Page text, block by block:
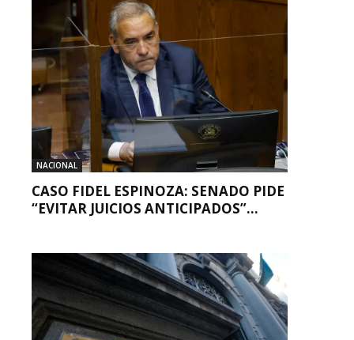
NACIONAL
CASO FIDEL ESPINOZA: SENADO PIDE
“EVITAR JUICIOS ANTICIPADOS”...